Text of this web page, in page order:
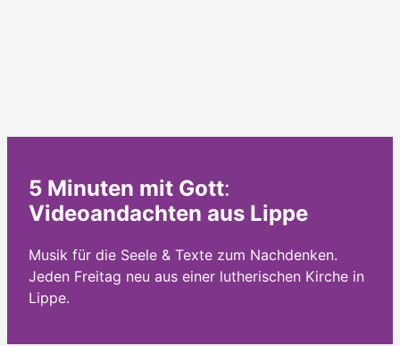
5 Minuten mit Gott:
Videoandachten aus Lippe
Musik für die Seele & Texte zum Nachdenken.
Jeden Freitag neu aus einer lutherischen Kirche in
Lippe.